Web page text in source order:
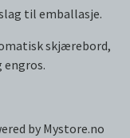
til emballasje.
skjærebord,
engros.
by Mystore.no